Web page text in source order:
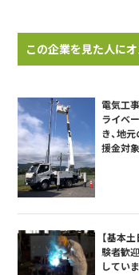
この企業を見た人に
電気工
ライベ
き、地
援金対象
【基本
験者歓
してい